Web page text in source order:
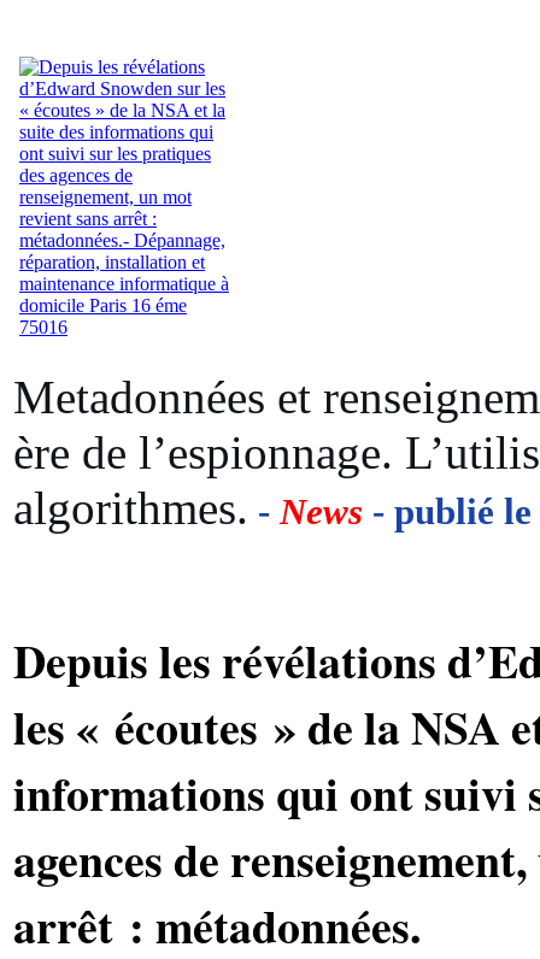
Metadonnées et
ère de l’espionnage.
algorithmes. - News - publié le
Depuis les révélations
les « écoutes » de la NSA
informations qui ont suivi
agences de
arrêt : métadonnées.